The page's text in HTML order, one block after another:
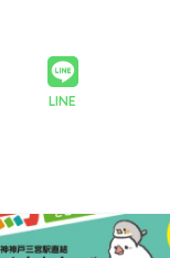
LINE